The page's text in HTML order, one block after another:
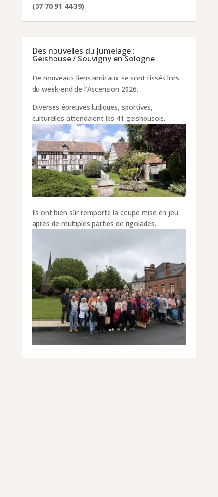
(07 70 91 44 39)
Des nouvelles du Jumelage :
Geishouse / Souvigny en Sologne
De nouveaux liens amicaux se sont tissés lors
du week-end de l’Ascension 2026.
Diverses épreuves ludiques, sportives,
culturelles attendaient les 41 geishousois.
Ils ont bien sûr remporté la coupe mise en jeu
après de multiples parties de rigolades.